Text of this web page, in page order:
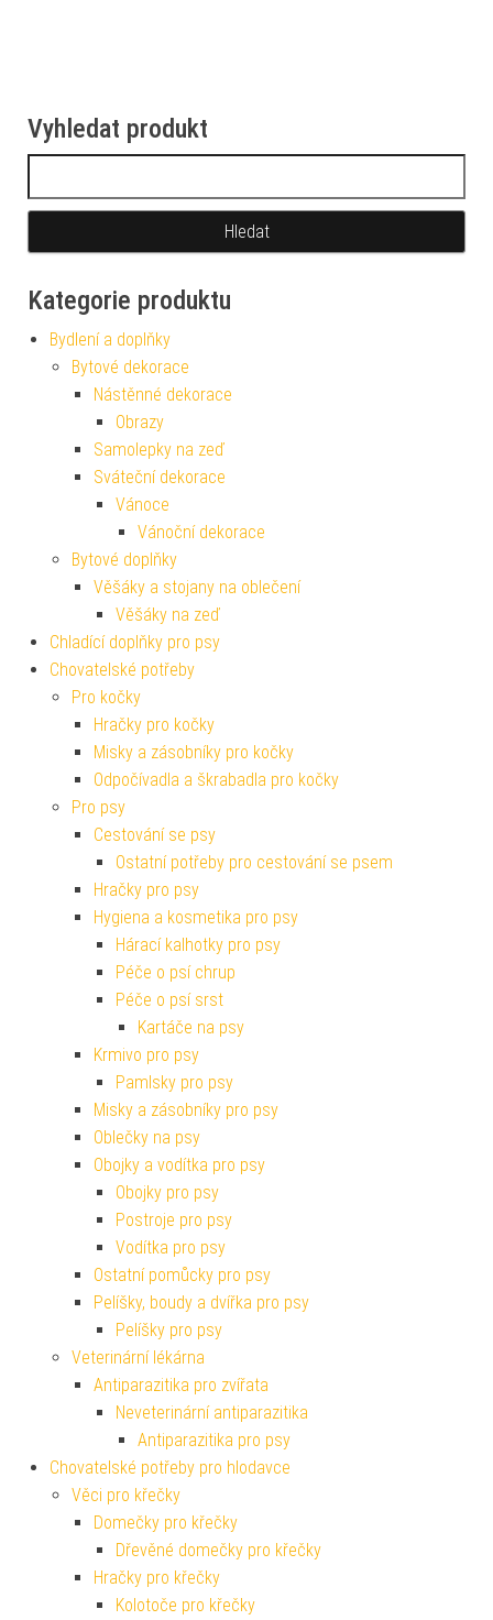
Vyhledat produkt
Kategorie produktu
Bydlení a doplňky
Bytové dekorace
Nástěnné dekorace
Obrazy
Samolepky na zeď
Sváteční dekorace
Vánoce
Vánoční dekorace
Bytové doplňky
Věšáky a stojany na oblečení
Věšáky na zeď
Chladící doplňky pro psy
Chovatelské potřeby
Pro kočky
Hračky pro kočky
Misky a zásobníky pro kočky
Odpočívadla a škrabadla pro kočky
Pro psy
Cestování se psy
Ostatní potřeby pro cestování se psem
Hračky pro psy
Hygiena a kosmetika pro psy
Hárací kalhotky pro psy
Péče o psí chrup
Péče o psí srst
Kartáče na psy
Krmivo pro psy
Pamlsky pro psy
Misky a zásobníky pro psy
Oblečky na psy
Obojky a vodítka pro psy
Obojky pro psy
Postroje pro psy
Vodítka pro psy
Ostatní pomůcky pro psy
Pelíšky, boudy a dvířka pro psy
Pelíšky pro psy
Veterinární lékárna
Antiparazitika pro zvířata
Neveterinární antiparazitika
Antiparazitika pro psy
Chovatelské potřeby pro hlodavce
Věci pro křečky
Domečky pro křečky
Dřevěné domečky pro křečky
Hračky pro křečky
Kolotoče pro křečky